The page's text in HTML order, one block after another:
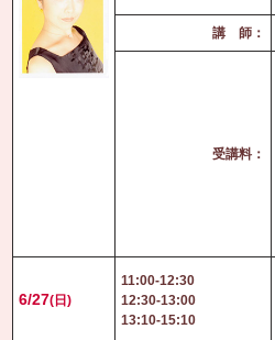
講 師：
受講料：
6/27(日)
11:00-12:30
12:30-13:00
13:10-15:10